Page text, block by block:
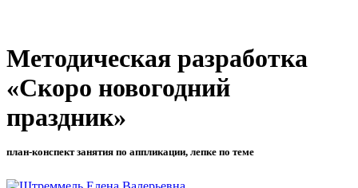
Методическая разработка
«Скоро новогодний
праздник»
план-конспект занятия по аппликации, лепке по теме